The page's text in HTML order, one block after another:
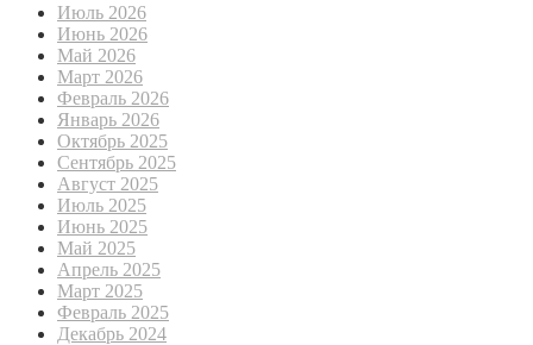
Июль 2026
Июнь 2026
Май 2026
Март 2026
Февраль 2026
Январь 2026
Октябрь 2025
Сентябрь 2025
Август 2025
Июль 2025
Июнь 2025
Май 2025
Апрель 2025
Март 2025
Февраль 2025
Декабрь 2024